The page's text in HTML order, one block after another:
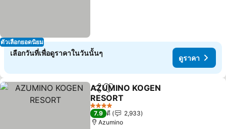
ตัวเลือกยอดนิยม
เลือกวันที่เพื่อดูราคาในวันนั้นๆ
ดูราคา
แชร์ เพิ่มในรายการโปรด
AZUMINO KOGEN
RESORT
4 ดาว
7.9 ดี
2,933
Azumino